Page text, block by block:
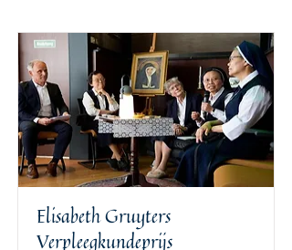
Elisabeth Gruyters
Verpleegkundeprijs